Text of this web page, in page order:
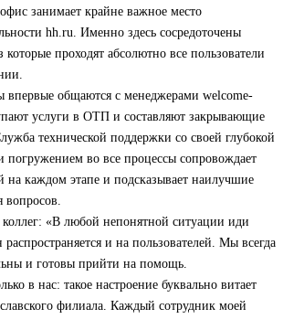
занимает крайне важное место
hh.ru. Именно здесь сосредоточены
которые проходят абсолютно все пользователи
впервые общаются с менеджерами welcome-
услуги в ОТП и составляют закрывающие
технической поддержки со своей глубокой
погружением во все процессы сопровождает
на каждом этапе и подсказывает наилучшие
вопросов.
«В любой непонятной ситуации иди
и на пользователей. Мы всегда
и готовы прийти на помощь.
в нас: такое настроение буквально витает
филиала. Каждый сотрудник моей